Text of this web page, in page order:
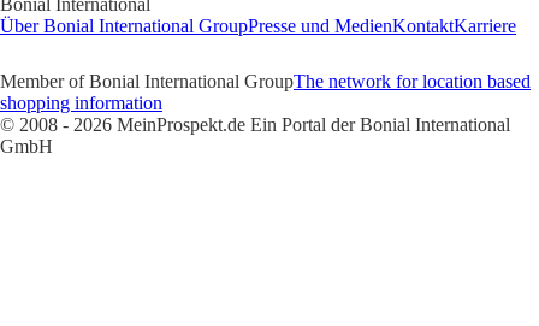
Bonial International
Über Bonial International GroupPresse und MedienKontaktKarriere
Member of Bonial International GroupThe network for location based
shopping information
© 2008 - 2026 MeinProspekt.de Ein Portal der Bonial International
GmbH